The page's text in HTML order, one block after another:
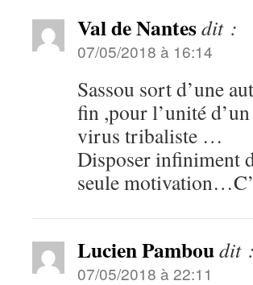
Val de Nantesdit :
07/05/2018 à 16:14
Sassou sort d’une
fin ,pour l’unité
virus tribaliste …
Disposer infiniment
seule
Lucien Pamboudit :
07/05/2018 à 22:11